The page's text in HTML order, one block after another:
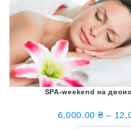
SPA-weekend на
6,000.00 ₴ –